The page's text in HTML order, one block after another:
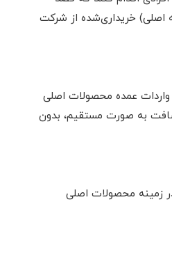
اصلی) خریداری‌شده از شرکت
عمده محصولات اصلی
به صورت مستقیم، بدون
زمینه محصولات اصلی